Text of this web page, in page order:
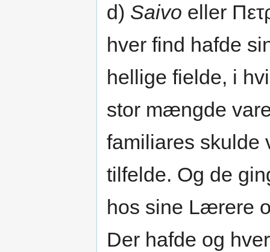
d) Saivo eller
hver find hafde
hellige fielde, i
stor mængde
familiares skulde
tilfelde. Og de
hos sine Lærere
Der hafde og